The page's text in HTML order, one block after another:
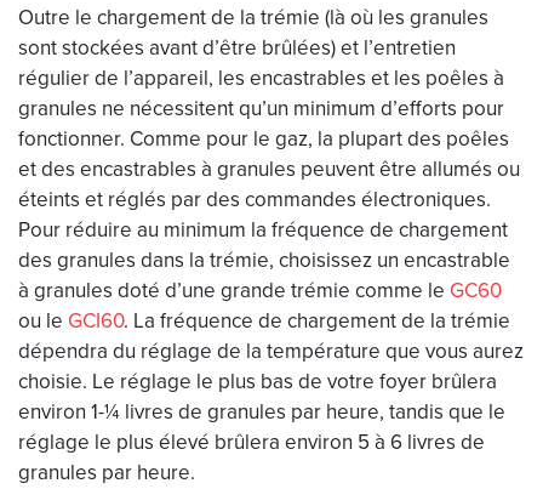
Outre le chargement de la trémie (là où les granules
sont stockées avant d’être brûlées) et l’entretien
régulier de l’appareil, les encastrables et les poêles à
granules ne nécessitent qu’un minimum d’efforts pour
fonctionner. Comme pour le gaz, la plupart des poêles
et des encastrables à granules peuvent être allumés ou
éteints et réglés par des commandes électroniques.
Pour réduire au minimum la fréquence de chargement
des granules dans la trémie, choisissez un encastrable
à granules doté d’une grande trémie comme le GC60
ou le GCI60. La fréquence de chargement de la trémie
dépendra du réglage de la température que vous aurez
choisie. Le réglage le plus bas de votre foyer brûlera
environ 1-¼ livres de granules par heure, tandis que le
réglage le plus élevé brûlera environ 5 à 6 livres de
granules par heure.